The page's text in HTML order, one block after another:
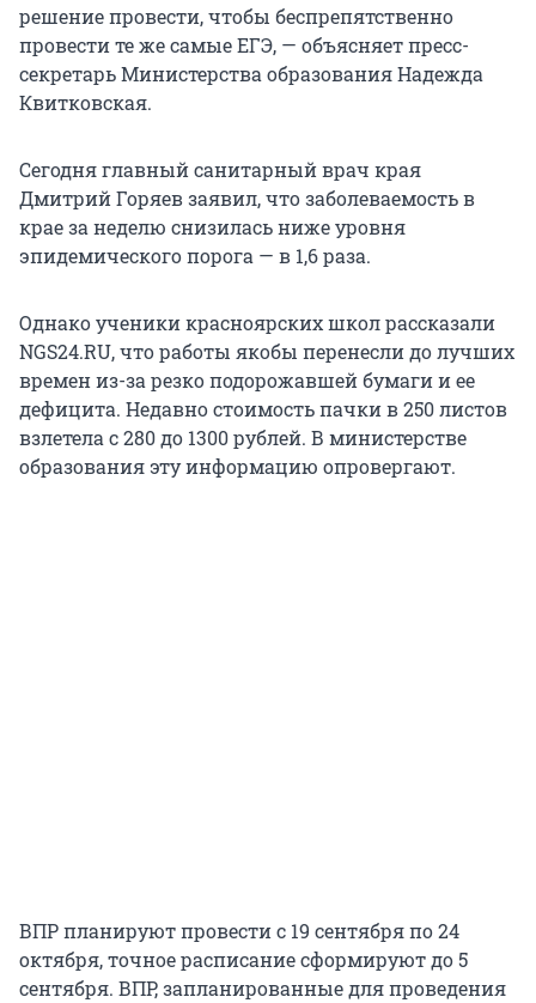
решение провести, чтобы беспрепятственно
провести те же самые ЕГЭ, — объясняет пресс-
секретарь Министерства образования Надежда
Квитковская.
Сегодня главный санитарный врач края
Дмитрий Горяев заявил, что заболеваемость в
крае за неделю снизилась ниже уровня
эпидемического порога — в 1,6 раза.
Однако ученики красноярских школ рассказали
NGS24.RU, что работы якобы перенесли до лучших
времен из-за резко подорожавшей бумаги и ее
дефицита. Недавно стоимость пачки в 250 листов
взлетела с 280 до 1300 рублей. В министерстве
образования эту информацию опровергают.
ВПР планируют провести с 19 сентября по 24
октября, точное расписание сформируют до 5
сентября. ВПР, запланированные для проведения